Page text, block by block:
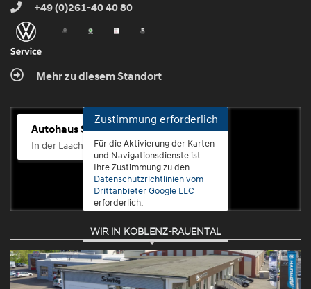
+49 (0)261-40 40 80
Mehr zu diesem Standort
Autohaus Scherhag
In der Laach 76, 56072 Koblenz-Güls
Zustimmung erforderlich
Für die Aktivierung der Karten-
und Navigationsdienste ist
Ihre Zustimmung zu den
Datenschutzrichtlinien vom
Drittanbieter Google LLC
erforderlich.
Zustimmen
und
aktivieren
WIR IN KOBLENZ-RAUENTAL